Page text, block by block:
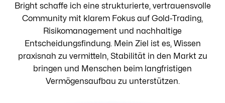
Bright schaffe ich eine strukturierte, vertrauensvolle
Community mit klarem Fokus auf Gold-Trading,
Risikomanagement und nachhaltige
Entscheidungsfindung. Mein Ziel ist es, Wissen
praxisnah zu vermitteln, Stabilität in den Markt zu
bringen und Menschen beim langfristigen
Vermögensaufbau zu unterstützen.